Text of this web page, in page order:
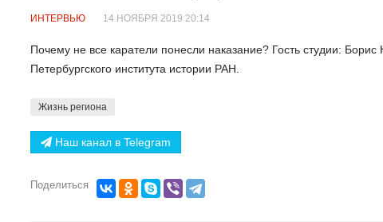
ИНТЕРВЬЮ 14 НОЯБРЯ 2019 20:14
Почему не все каратели понесли наказание? Гость студии:
Петербургского института истории РАН.
Жизнь региона
Наш канал в Telegram
Поделиться